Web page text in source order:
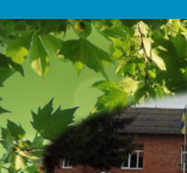
Перейти
до
вмісту